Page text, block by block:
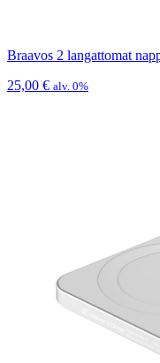
Braavos 2 langattomat
25,00 € alv. 0%